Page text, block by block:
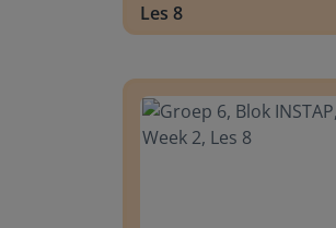
Les 8